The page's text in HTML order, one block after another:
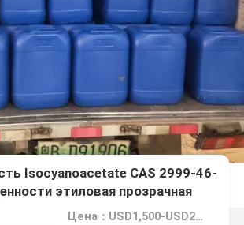
Isocyanoacetate CAS 2999-46-
этиловая прозрачная
Цена：USD1,500-USD2,150/kg